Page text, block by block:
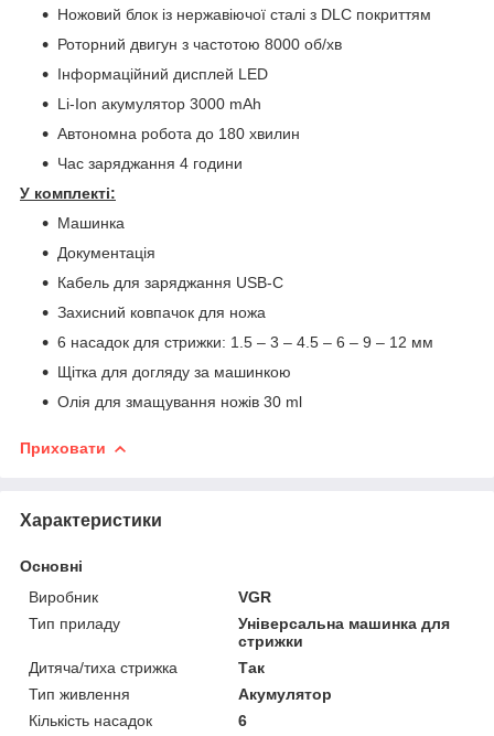
Ножовий блок із нержавіючої сталі з DLC покриттям
Роторний двигун з частотою 8000 об/хв
Інформаційний дисплей LED
Li-Ion акумулятор 3000 mAh
Автономна робота до 180 хвилин
Час заряджання 4 години
У комплекті:
Машинка
Документація
Кабель для заряджання USB-C
Захисний ковпачок для ножа
6 насадок для стрижки: 1.5 – 3 – 4.5 – 6 – 9 – 12 мм
Щітка для догляду за машинкою
Олія для змащування ножів 30 ml
Приховати
Характеристики
Основні
Виробник
VGR
Тип приладу
Універсальна машинка для
стрижки
Дитяча/тиха стрижка
Так
Тип живлення
Акумулятор
Кількість насадок
6